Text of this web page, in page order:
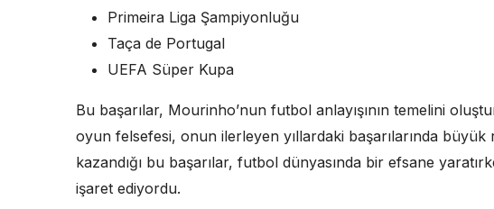
Primeira Liga Şampiyonluğu
Taça de Portugal
UEFA Süper Kupa
Bu başarılar, Mourinho’nun futbol anlayışının temelini
oyun felsefesi, onun ilerleyen yıllardaki başarılarında
kazandığı bu başarılar, futbol dünyasında bir efsane
işaret ediyordu.